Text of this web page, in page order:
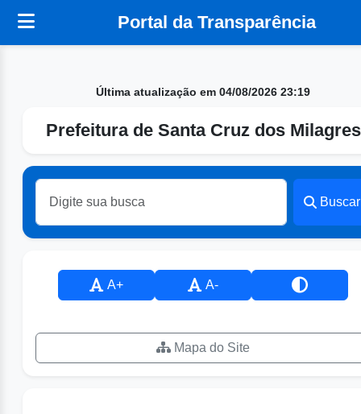
Portal da Transparência
Última atualização em 04/08/2026 23:19
Prefeitura de Santa Cruz dos Milagres
Buscar
A+ A-
Mapa do Site